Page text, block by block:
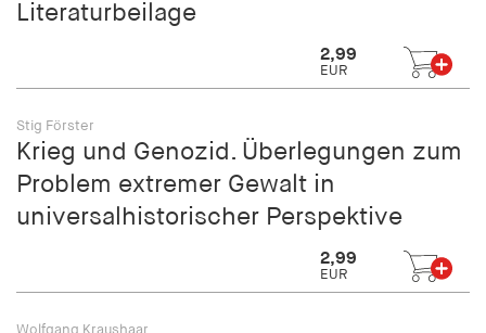
Literaturbeilage
2,99
EUR
Stig Förster
Krieg und Genozid. Überlegungen zum
Problem extremer Gewalt in
universalhistorischer Perspektive
2,99
EUR
Wolfgang Kraushaar